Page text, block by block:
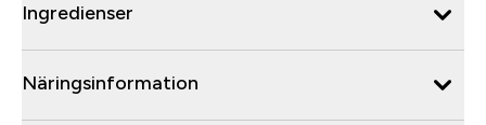
Ingredienser
Näringsinformation